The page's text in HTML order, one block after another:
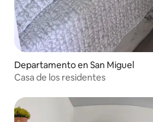
Departamento en San Miguel
Casa de los residentes